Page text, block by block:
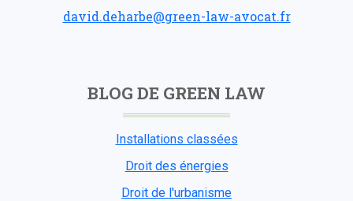
david.deharbe@green-law-avocat.fr
BLOG DE GREEN LAW
Installations classées
Droit des énergies
Droit de l'urbanisme